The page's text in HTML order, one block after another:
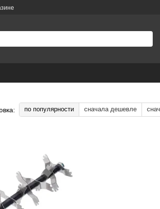
по популярности сначала дешевле